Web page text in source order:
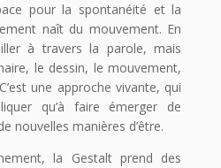
pour la spontanéité et la
naît du mouvement. En
à travers la parole, mais
le dessin, le mouvement,
une approche vivante, qui
qu’à faire émerger de
nouvelles manières d’être.
la Gestalt prend des